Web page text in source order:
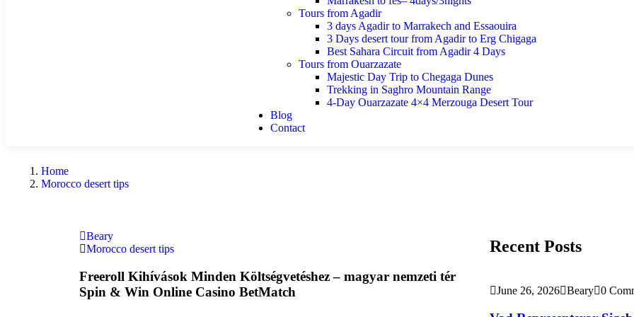
Tours from Agadir
3 days Agadir to Marrakech and Essaouira
3 Days desert tour from Agadir to Erg Chigaga
Best Sahara Circuit from Agadir 4 Days
Tours from Ouarzazate
Majestic Day Trip to Chegaga Dunes
Trekking in Saghro Mountain Range
4-Day Ouarzazate 4×4 Merzouga Desert Tour
Blog
Contact
Home
Morocco desert tips
Beary
Morocco desert tips
Freeroll Kihívások Minden Költségvetéshez – magyar nemzeti tér
Spin & Win Online Casino BetMatch
Recent Posts
June 26, 2026 Beary 0